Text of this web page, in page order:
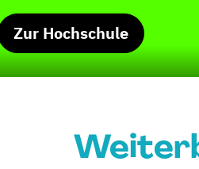
Zur Hochschule